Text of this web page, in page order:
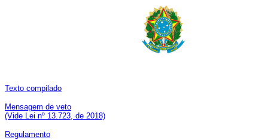
Texto compilado
Mensagem de veto
(Vide Lei nº 13.723, de 2018)
Regulamento